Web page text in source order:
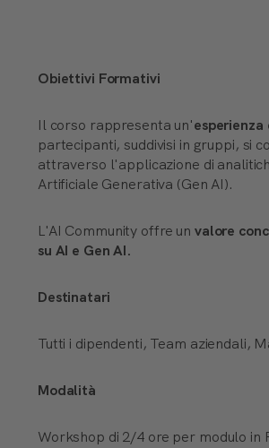
Obiettivi Formativi
Il corso rappresenta un'
partecipanti, suddivisi in gruppi, si
attraverso l'applicazione di
Artificiale Generativa (Gen AI).
L'AI Community offre un valore
su AI e GenAI.
Destinatari
Tutti i dipendenti, Team aziendali,
Modalità
Workshop di 2/4 ore per modulo in